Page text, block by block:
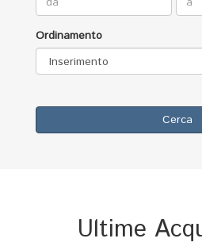
Ordinamento
Cerca
Ultime